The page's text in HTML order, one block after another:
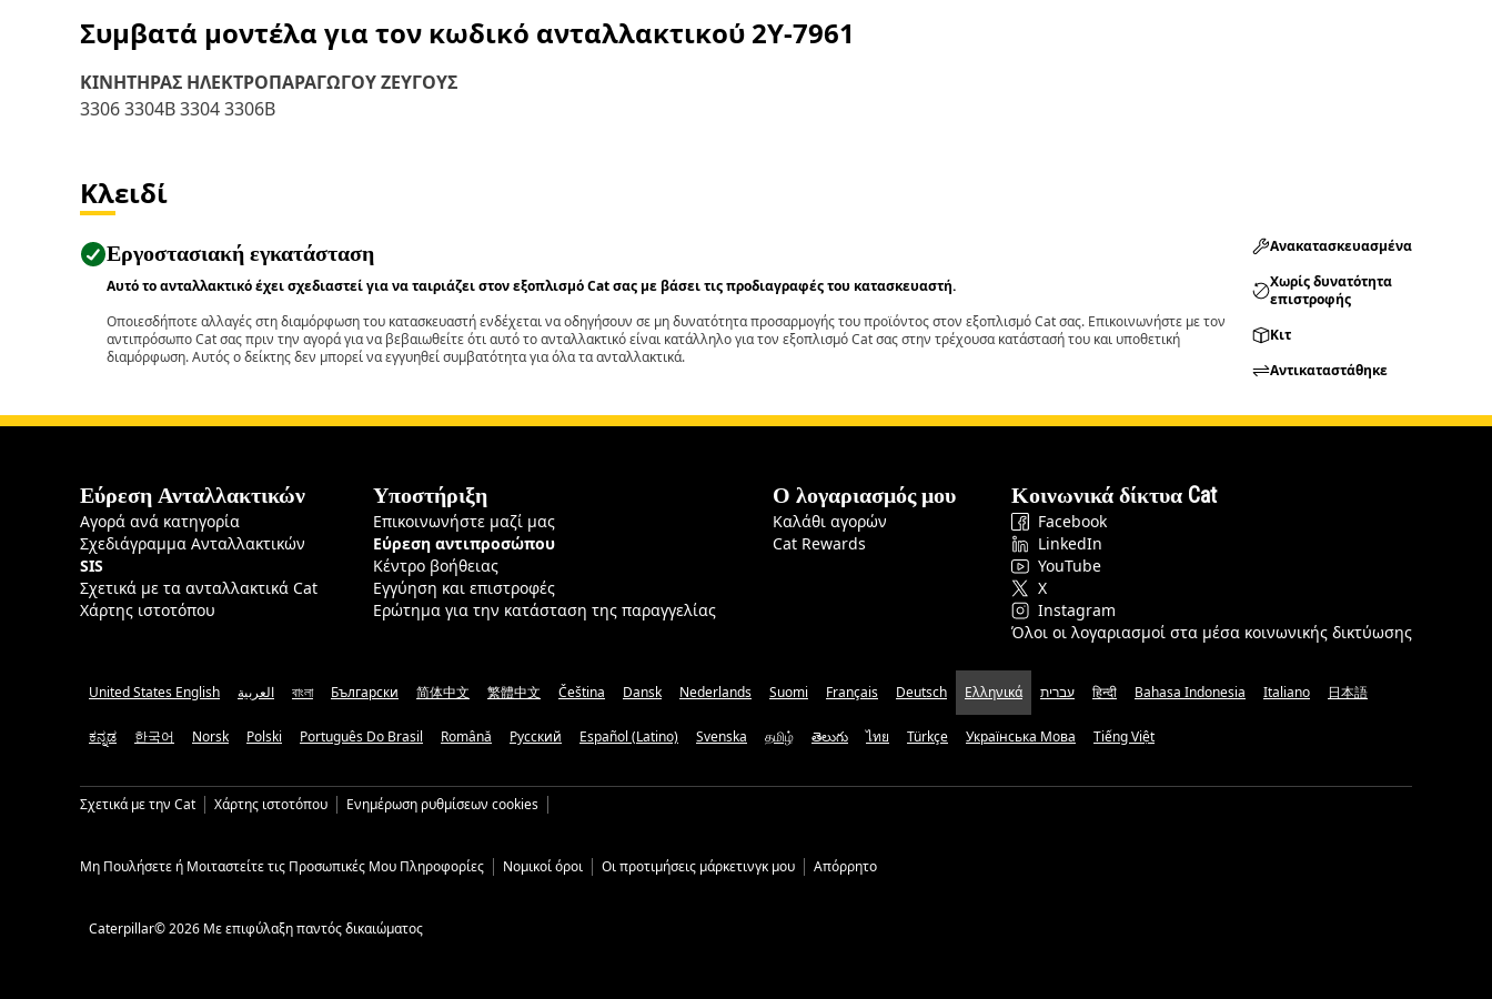
Συμβατά μοντέλα για τον κωδικό ανταλλακτικού 2Y-7961
ΚΙΝΗΤΗΡΑΣ ΗΛΕΚΤΡΟΠΑΡΑΓΩΓΟΥ ΖΕΥΓΟΥΣ
3306 3304B 3304 3306B
Κλειδί
Εργοστασιακή εγκατάσταση
Αυτό το ανταλλακτικό έχει σχεδιαστεί για να ταιριάζει στον εξοπλισμό Cat σας με βάσει τις προδιαγραφές του κατασκευαστή.
Οποιεσδήποτε αλλαγές στη διαμόρφωση του κατασκευαστή ενδέχεται να οδηγήσουν σε μη δυνατότητα προσαρμογής του προϊόντος στον εξοπλισμό Cat σας. Επικοινωνήστε με τον
αντιπρόσωπο Cat σας πριν την αγορά για να βεβαιωθείτε ότι αυτό το ανταλλακτικό είναι κατάλληλο για τον εξοπλισμό Cat σας στην τρέχουσα κατάστασή του και υποθετική
διαμόρφωση. Αυτός ο δείκτης δεν μπορεί να εγγυηθεί συμβατότητα για όλα τα ανταλλακτικά.
Ανακατασκευασμένα
Χωρίς δυνατότητα
επιστροφής
Κιτ
Αντικαταστάθηκε
Εύρεση Ανταλλακτικών
Αγορά ανά κατηγορία
Σχεδιάγραμμα Ανταλλακτικών
SIS
Σχετικά με τα ανταλλακτικά Cat
Χάρτης ιστοτόπου
Υποστήριξη
Επικοινωνήστε μαζί μας
Εύρεση αντιπροσώπου
Κέντρο βοήθειας
Εγγύηση και επιστροφές
Ερώτημα για την κατάσταση της παραγγελίας
Ο λογαριασμός μου
Καλάθι αγορών
Cat Rewards
Κοινωνικά δίκτυα Cat
Facebook
LinkedIn
YouTube
X
Instagram
Όλοι οι λογαριασμοί στα μέσα κοινωνικής δικτύωσης
United States English العربية বাংলা Български 简体中文 繁體中文 Čeština Dansk Nederlands Suomi Français Deutsch Ελληνικά עברית हिन्दी Bahasa Indonesia Italiano 日本語
ಕನ್ನಡ 한국어 Norsk Polski Português Do Brasil Română Русский Español (Latino) Svenska தமிழ் తెలుగు ไทย Türkçe Українська Мова Tiếng Việt
Σχετικά με την Cat Χάρτης ιστοτόπου Ενημέρωση ρυθμίσεων cookies
Μη Πουλήσετε ή Μοιταστείτε τις Προσωπικές Μου Πληροφορίες Νομικοί όροι Οι προτιμήσεις μάρκετινγκ μου Απόρρητο
Caterpillar© 2026 Με επιφύλαξη παντός δικαιώματος